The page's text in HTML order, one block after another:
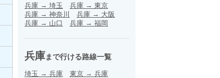
兵庫 → 埼玉 兵庫 → 東京
兵庫 → 神奈川 兵庫 → 大阪
兵庫 → 山口 兵庫 → 福岡
兵庫まで行ける路線一覧
埼玉 → 兵庫 東京 → 兵庫